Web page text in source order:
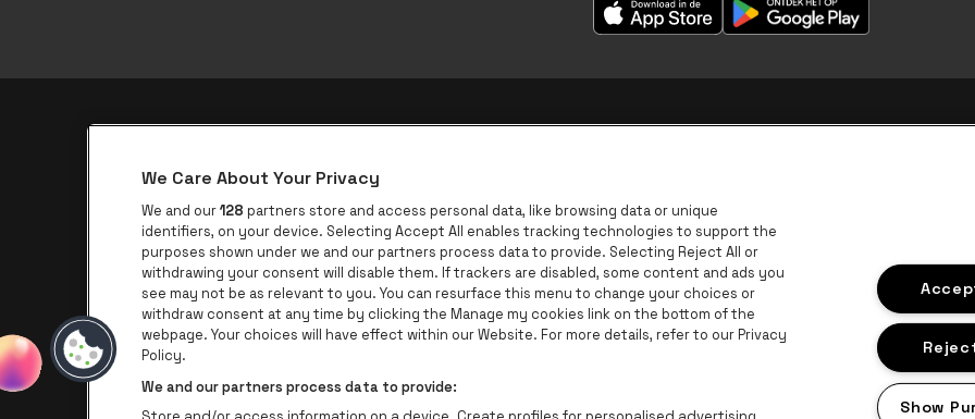
be•at app
be•at Corporate
be•at Business
Groepen
Helpcenter
Contact
BNP Paribas Fortis -
We Care About Your Privacy
We and our128 partners store and access personal data, like browsing data or unique
identifiers, on your device. Selecting Accept All enables tracking technologies to support the
purposes shown under we and our partners process data to provide. Selecting Reject All or
withdrawing your consent will disable them. If trackers are disabled, some content and ads you
see may not be as relevant to you. You can resurface this menu to change your choices or
withdraw consent at any time by clicking the Manage my cookies link on the bottom of the
webpage. Your choices will have effect within our Website. For more details, refer to our Privacy
Policy.
We and our partners process data to provide:
Show